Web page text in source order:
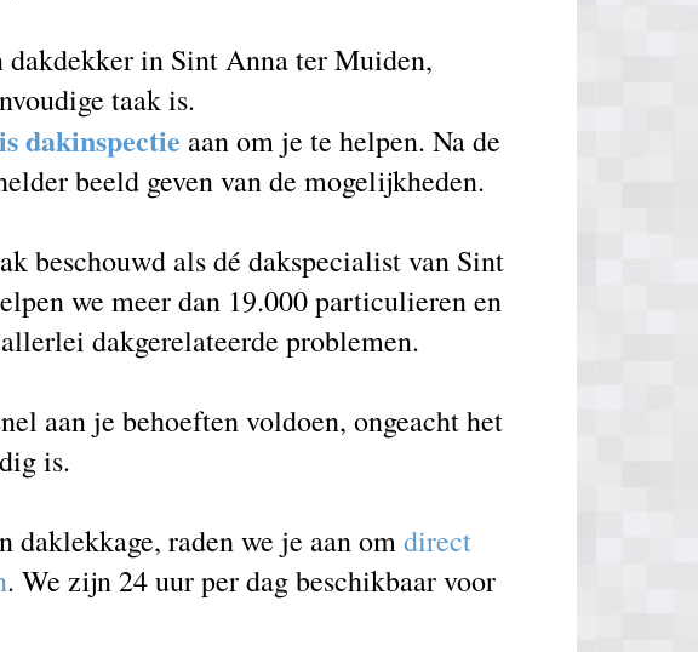
dakdekker in Sint Anna ter Muiden,
taak is.
dakinspectie aan om je te helpen. Na de
beeld geven van de mogelijkheden.
beschouwd als dé dakspecialist van Sint
we meer dan 19.000 particulieren en
dakgerelateerde problemen.
aan je behoeften voldoen, ongeacht het
is.
daklekkage, raden we je aan omdirect
. We zijn 24 uur per dag beschikbaar voor